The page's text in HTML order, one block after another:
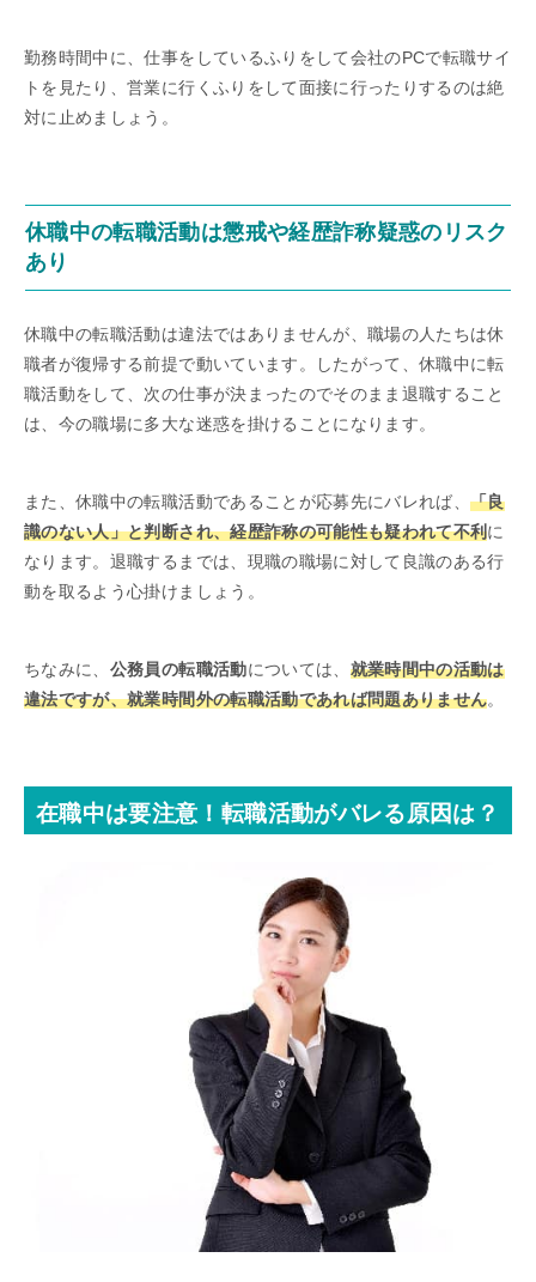
勤務時間中に、仕事をしているふりをして会社のPCで転職サイ
トを見たり、営業に行くふりをして面接に行ったりするのは絶
対に止めましょう。
休職中の転職活動は懲戒や経歴詐称疑惑のリスク
あり
休職中の転職活動は違法ではありませんが、職場の人たちは休
職者が復帰する前提で動いています。したがって、休職中に転
職活動をして、次の仕事が決まったのでそのまま退職すること
は、今の職場に多大な迷惑を掛けることになります。
また、休職中の転職活動であることが応募先にバレれば、「良
識のない人」と判断され、経歴詐称の可能性も疑われて不利に
なります。退職するまでは、現職の職場に対して良識のある行
動を取るよう心掛けましょう。
ちなみに、 公務員の転職活動については、 就業時間中の活動は
違法ですが、就業時間外の転職活動であれば問題ありません。
在職中は要注意！転職活動がバレる原因は？